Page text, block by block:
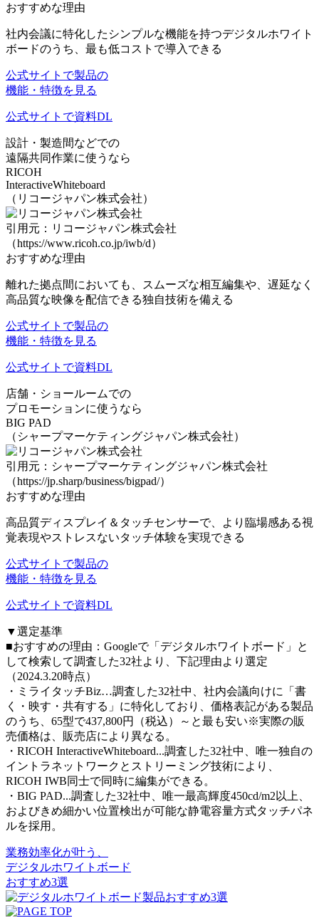
おすすめな理由
社内会議に特化したシンプルな機能を持つデジタルホワイト
ボードのうち、 最も低コスト で導入できる
公式サイトで製品の
機能・特徴を見る
公式サイトで資料DL
設計・製造間などでの
遠隔共同作業に使うなら
RICOH
InteractiveWhiteboard
（リコージャパン株式会社）
引用元：リコージャパン株式会社
（https://www.ricoh.co.jp/iwb/d）
おすすめな理由
離れた拠点間においても、 スムーズな相互編集や、 遅延なく
高品質な映像を配信できる独自技術を備える
公式サイトで製品の
機能・特徴を見る
公式サイトで資料DL
店舗・ショールームでの
プロモーションに使うなら
BIG PAD
（シャープマーケティングジャパン株式会社）
引用元：シャープマーケティングジャパン株式会社
（https://jp.sharp/business/bigpad/）
おすすめな理由
高品質ディスプレイ＆タッチセンサーで、
より臨場感ある視
覚表現やストレスないタッチ体験を実現できる
公式サイトで製品の
機能・特徴を見る
公式サイトで資料DL
▼選定基準
■おすすめの理由：Googleで「デジタルホワイトボード」と
して検索して調査した32社より、下記理由より選定
（2024.3.20時点）
・ミライタッチBiz…調査した32社中、社内会議向けに「書
く・映す・共有する」に特化しており、価格表記がある製品
のうち、65型で437,800円（税込）～と最も安い※実際の販
売価格は、販売店により異なる。
・RICOH InteractiveWhiteboard...調査した32社中、唯一独自の
イントラネットワークとストリーミング技術により、
RICOH IWB同士で同時に編集ができる。
・BIG PAD...調査した32社中、唯一最高輝度450cd/m2以上、
およびきめ細かい位置検出が可能な静電容量方式タッチパネ
ルを採用。
業務効率化が叶う、
デジタルホワイトボード
おすすめ3選